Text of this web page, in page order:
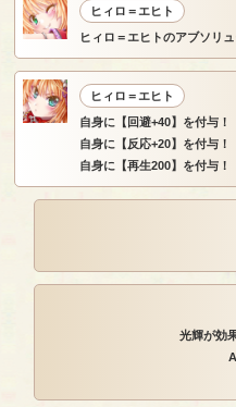
ヒィロ＝エヒト
ヒィロ＝エヒトのアブソリュ
ヒィロ＝エヒト
自身に【回避+40】を付与！
自身に【反応+20】を付与！
自身に【再生200】を付与！
光輝が効